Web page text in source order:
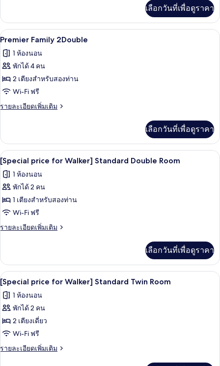
เกี่ยว
กับ
Premier
Quad
เลือกวันที่เพื่อดูราคา
เปิด
ภาพถ่าย
ทั้งหมด
ของ
Premier
Family
Premier Family 2Double | โต๊ะทำงาน
16
Premier Family 2Double
1 ห้องนอน
พักได้ 4 คน
2 เตียงสำหรับสองท่าน
Wi-Fi ฟรี
รายละเอียดเพิ่มเติม
ราย
เกี่ยว
กับ
Premier
Family
2Double
เลือกวันที่เพื่อดูราคา
เปิด
ภาพถ่าย
ทั้งหมด
ของ
[Special
price
Standard
Double
Room
17
[Special price for Walker] Standard Double Room
1 ห้องนอน
พักได้ 2 คน
1 เตียงสำหรับสองท่าน
Wi-Fi ฟรี
รายละเอียดเพิ่มเติม
ราย
เกี่ยว
กับ
[Special
price
for
Walker]
Standard
Double
Room
เลือกวันที่เพื่อดูราคา
เปิด
ภาพถ่าย
ทั้งหมด
ของ
[Special
price
13
[Special price for Walker] Standard Twin Room
1 ห้องนอน
พักได้ 2 คน
2 เตียงเดี่ยว
Wi-Fi ฟรี
รายละเอียดเพิ่มเติม
ราย